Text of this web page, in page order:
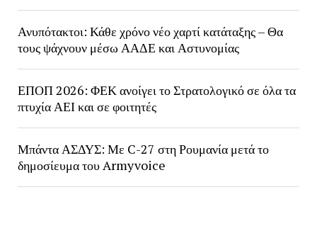
Ανυπότακτοι: Κάθε χρόνο νέο χαρτί κατάταξης – Θα
τους ψάχνουν μέσω ΑΑΔΕ και Αστυνομίας
ΕΠΟΠ 2026: ΦΕΚ ανοίγει το Στρατολογικό σε όλα τα
πτυχία ΑΕΙ και σε φοιτητές
Μπάντα ΑΣΔΥΣ: Με C-27 στη Ρουμανία μετά το
δημοσίευμα του Armyvoice